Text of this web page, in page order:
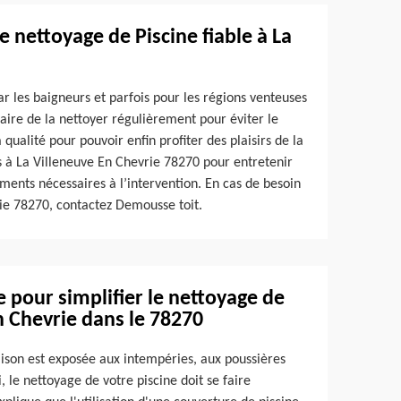
nettoyage de Piscine fiable à La
les baigneurs et parfois pour les régions venteuses
de la nettoyer régulièrement pour éviter le
pour pouvoir enfin profiter des plaisirs de la
La Villeneuve En Chevrie 78270 pour entretenir
nécessaires à l’intervention. En cas de besoin
78270, contactez Demousse toit.
pour simplifier le nettoyage de
dans le 78270
est exposée aux intempéries, aux poussières
le nettoyage de votre piscine doit se faire